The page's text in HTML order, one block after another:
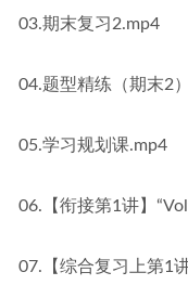
03.期末复习2.mp4
04.题型精练（期末2
05.学习规划课.mp4
06.【衔接第1讲】
07.【综合复习上第1